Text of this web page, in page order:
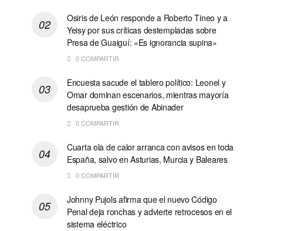
Osiris de León responde a Roberto Tineo y a
Yeisy por sus críticas destempladas sobre
Presa de Guaiguí: «Es ignorancia supina»
0 COMPARTIR
Encuesta sacude el tablero político: Leonel y
Omar dominan escenarios, mientras mayoría
desaprueba gestión de Abinader
0 COMPARTIR
Cuarta ola de calor arranca con avisos en toda
España, salvo en Asturias, Murcia y Baleares
0 COMPARTIR
Johnny Pujols afirma que el nuevo Código
Penal deja ronchas y advierte retrocesos en el
sistema eléctrico